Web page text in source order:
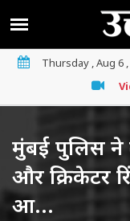
Thursday , Aug 6 ,
मुंबई पुलिस ने
और क्रिकेटर
आ...